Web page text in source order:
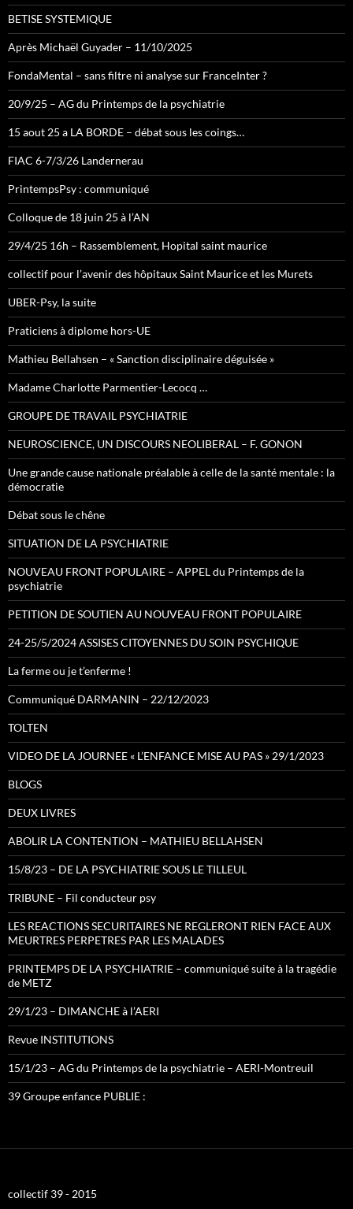
BETISE SYSTEMIQUE
Après Michaël Guyader – 11/10/2025
FondaMental – sans filtre ni analyse sur FranceInter ?
20/9/25 – AG du Printemps de la psychiatrie
15 aout 25 a LA BORDE – débat sous les coings…
FIAC 6-7/3/26 Landernerau
PrintempsPsy : communiqué
Colloque de 18 juin 25 à l’AN
29/4/25 16h – Rassemblement, Hopital saint maurice
collectif pour l’avenir des hôpitaux Saint Maurice et les Murets
UBER-Psy, la suite
Praticiens à diplome hors-UE
Mathieu Bellahsen – « Sanction disciplinaire déguisée »
Madame Charlotte Parmentier-Lecocq …
GROUPE DE TRAVAIL PSYCHIATRIE
NEUROSCIENCE, UN DISCOURS NEOLIBERAL – F. GONON
Une grande cause nationale préalable à celle de la santé mentale : la
démocratie
Débat sous le chêne
SITUATION DE LA PSYCHIATRIE
NOUVEAU FRONT POPULAIRE – APPEL du Printemps de la
psychiatrie
PETITION DE SOUTIEN AU NOUVEAU FRONT POPULAIRE
24-25/5/2024 ASSISES CITOYENNES DU SOIN PSYCHIQUE
La ferme ou je t’enferme !
Communiqué DARMANIN – 22/12/2023
TOLTEN
VIDEO DE LA JOURNEE « L’ENFANCE MISE AU PAS » 29/1/2023
BLOGS
DEUX LIVRES
ABOLIR LA CONTENTION – MATHIEU BELLAHSEN
15/8/23 – DE LA PSYCHIATRIE SOUS LE TILLEUL
TRIBUNE – Fil conducteur psy
LES REACTIONS SECURITAIRES NE REGLERONT RIEN FACE AUX
MEURTRES PERPETRES PAR LES MALADES
PRINTEMPS DE LA PSYCHIATRIE – communiqué suite à la tragédie
de METZ
29/1/23 – DIMANCHE à l’AERI
Revue INSTITUTIONS
15/1/23 – AG du Printemps de la psychiatrie – AERI-Montreuil
39 Groupe enfance PUBLIE :
collectif 39 - 2015